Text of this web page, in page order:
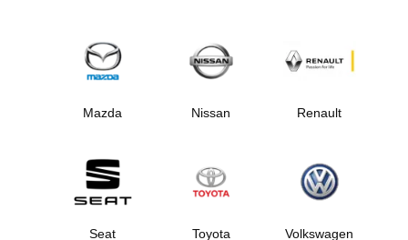
Mazda Nissan Renault
Seat Toyota Volkswagen